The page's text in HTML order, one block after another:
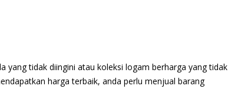
yang tidak diingini atau koleksi logam berharga yang tidak
harga terbaik, anda perlu menjual barang